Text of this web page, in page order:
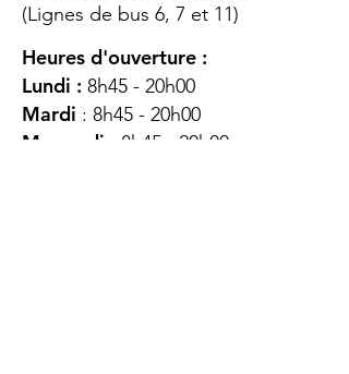
(Lignes de bus 6, 7 et 11)
Heures d'ouverture :
Lundi : 8h45 - 20h00
Mardi : 8h45 - 20h00
Mercredi : 8h45 - 20h00